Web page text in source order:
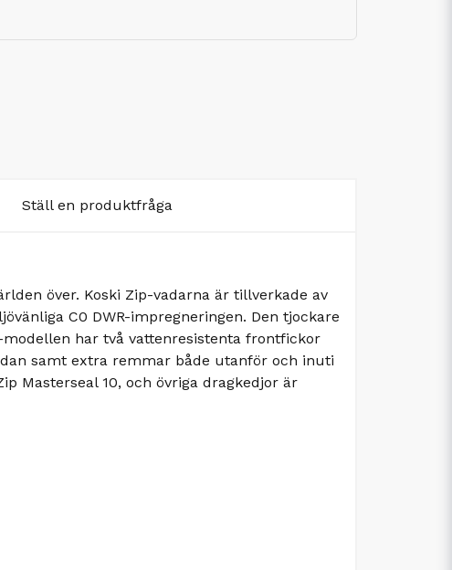
Ställ en produktfråga
över. Koski Zip-vadarna är tillverkade av
C0 DWR-impregneringen. Den tjockare
har två vattenresistenta frontfickor
samt extra remmar både utanför och inuti
Masterseal 10, och övriga dragkedjor är